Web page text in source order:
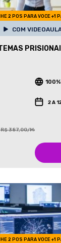
2 POS PARA VOCE +1
COM
2 A
387,00/Mês
2 POS PARA VOCE +1